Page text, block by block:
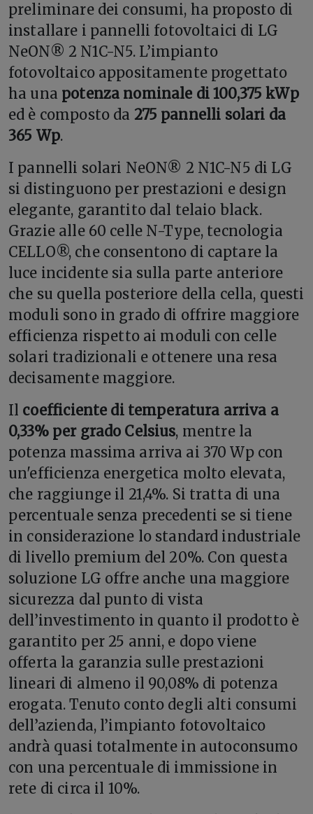
preliminare dei consumi, ha proposto di
installare i pannelli fotovoltaici di LG
NeON® 2 N1C-N5. L’impianto
fotovoltaico appositamente progettato
ha una potenza nominale di 100,375 kWp
ed è composto da 275 pannelli solari da
365 Wp.
I pannelli solari NeON® 2 N1C-N5 di LG
si distinguono per prestazioni e design
elegante, garantito dal telaio black.
Grazie alle 60 celle N-Type, tecnologia
CELLO®, che consentono di captare la
luce incidente sia sulla parte anteriore
che su quella posteriore della cella, questi
moduli sono in grado di offrire maggiore
efficienza rispetto ai moduli con celle
solari tradizionali e ottenere una resa
decisamente maggiore.
Il coefficiente di temperatura arriva a
0,33% per grado Celsius, mentre la
potenza massima arriva ai 370 Wp con
un'efficienza energetica molto elevata,
che raggiunge il 21,4%. Si tratta di una
percentuale senza precedenti se si tiene
in considerazione lo standard industriale
di livello premium del 20%. Con questa
soluzione LG offre anche una maggiore
sicurezza dal punto di vista
dell’investimento in quanto il prodotto è
garantito per 25 anni, e dopo viene
offerta la garanzia sulle prestazioni
lineari di almeno il 90,08% di potenza
erogata. Tenuto conto degli alti consumi
dell’azienda, l’impianto fotovoltaico
andrà quasi totalmente in autoconsumo
con una percentuale di immissione in
rete di circa il 10%.